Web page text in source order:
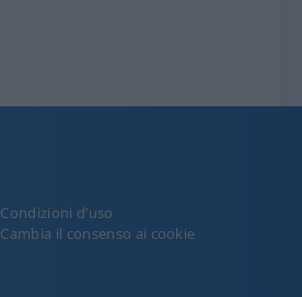
Condizioni d’uso
Cambia il consenso ai cookie